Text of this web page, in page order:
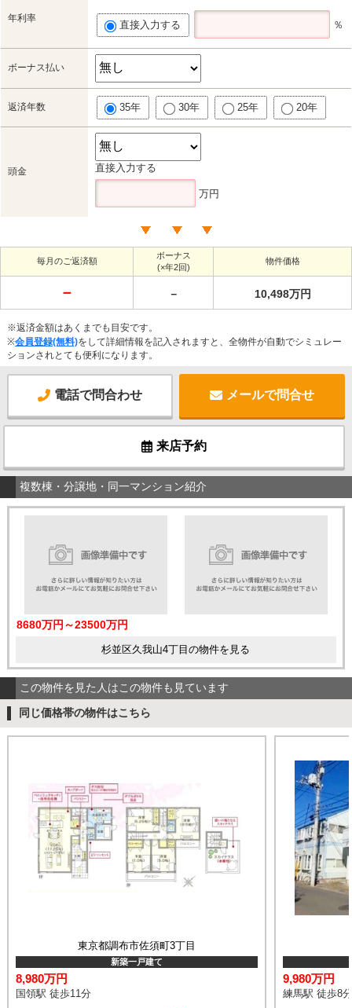
年利率
直接入力する ％
ボーナス払い
返済年数 35年 30年 25年 20年
頭金 直接入力する
万円
毎月のご返済額
ボーナス
(×年2回)
物件価格
－ － 10,498万円
※返済金額はあくまでも目安です。
※会員登録(無料)をして詳細情報を記入されますと、全物件が自動でシミュレー
ションされとても便利になります。
電話で問合わせ メールで問合せ
来店予約
複数棟・分譲地・同一マンション紹介
8680万円～23500万円
杉並区久我山4丁目の物件を見る
この物件を見た人はこの物件も見ています
同じ価格帯の物件はこちら
東京都調布市佐須町3丁目
新築一戸建て
8,980万円
国領駅 徒歩11分
9,980万円
練馬駅 徒歩8分